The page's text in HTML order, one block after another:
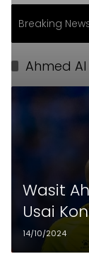
Breaking
Berbasis
Walikota
LPM Award 2026
Ahmed
Wasit
Usai
Indonesia
14/10/2024